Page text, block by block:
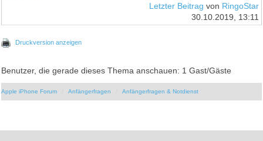
Letzter Beitrag von RingoStar
30.10.2019, 13:11
Druckversion anzeigen
Benutzer, die gerade dieses Thema anschauen: 1 Gast/Gäste
Apple iPhone Forum Anfängerfragen Anfängerfragen & Notdienst